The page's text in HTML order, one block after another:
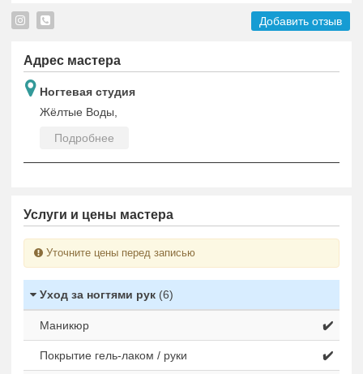
Добавить отзыв
Адрес мастера
Ногтевая студия
Жёлтые Воды,
Подробнее
Услуги и цены мастера
Уточните цены перед записью
Уход за ногтями рук (6)
Маникюр ✔️
Покрытие гель-лаком / руки ✔️